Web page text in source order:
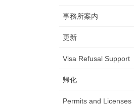
事務所案内
更新
Visa Refusal Support
帰化
Permits and Licenses